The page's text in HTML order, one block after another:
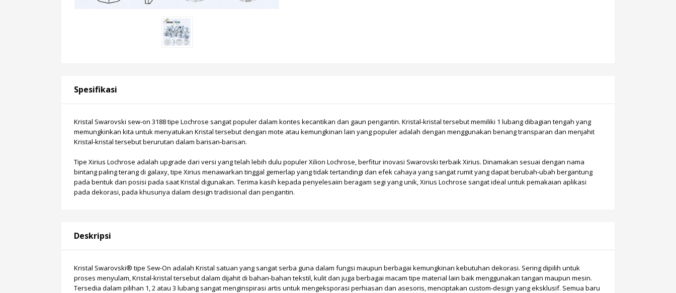
Spesifikasi
Kristal Swarovski sew-on 3188 tipe Lochrose sangat populer dalam kontes kecantikan dan gaun pengantin. Kristal-kristal tersebut memiliki 1 lubang dibagian tengah yang
memungkinkan kita untuk menyatukan Kristal tersebut dengan mote atau kemungkinan lain yang populer adalah dengan menggunakan benang transparan dan menjahit
Kristal-kristal tersebut berurutan dalam barisan-barisan.
Tipe Xirius Lochrose adalah upgrade dari versi yang telah lebih dulu populer Xilion Lochrose, berfitur inovasi Swarovski terbaik Xirius. Dinamakan sesuai dengan nama
bintang paling terang di galaxy, tipe Xirius menawarkan tinggal gemerlap yang tidak tertandingi dan efek cahaya yang sangat rumit yang dapat berubah-ubah bergantung
pada bentuk dan posisi pada saat Kristal digunakan. Terima kasih kepada penyelesaiin beragam segi yang unik, Xirius Lochrose sangat ideal untuk pemakaian aplikasi
pada dekorasi, pada khusunya dalam design tradisional dan pengantin.
Deskripsi
Kristal Swarovski® tipe Sew-On adalah Kristal satuan yang sangat serba guna dalam fungsi maupun berbagai kemungkinan kebutuhan dekorasi. Sering dipilih untuk
proses menyulam, Kristal-kristal tersebut dalam dijahit di bahan-bahan tekstil, kulit dan juga berbagai macam tipe material lain baik menggunakan tangan maupun mesin.
Tersedia dalam pilihan 1, 2 atau 3 lubang sangat menginspirasi artis untuk mengeksporasi perhiasan dan asesoris, menciptakan custom-design yang eksklusif. Semua baru